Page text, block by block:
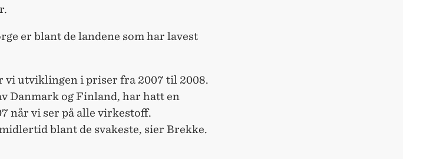
er blant de landene som har lavest
vi utviklingen i priser fra 2007 til 2008.
Danmark og Finland, har hatt en
når vi ser på alle virkestoff.
blant de svakeste, sier Brekke.